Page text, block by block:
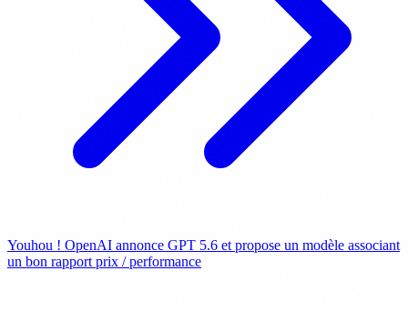
Youhou ! OpenAI annonce GPT 5.6 et propose un modèle associant
un bon rapport prix / performance